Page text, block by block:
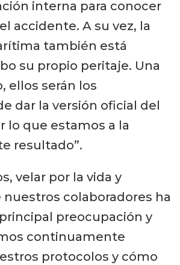
interna para conocer
accidente. A su vez, la
también está
su propio peritaje. Una
ellos serán los
dar la versión oficial del
lo que estamos a la
resultado”.
velar por la vida y
colaboradores ha
preocupación y
continuamente
protocolos y cómo